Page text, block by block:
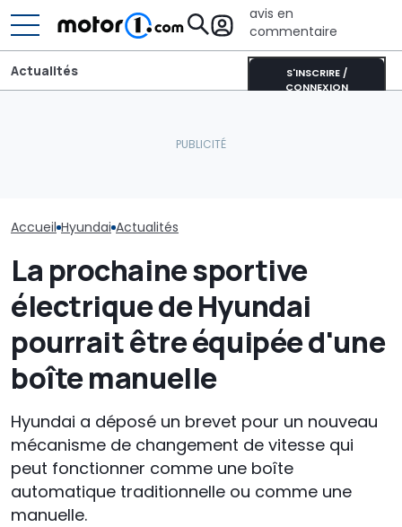
avis en
commentaire
S'INSCRIRE /
CONNEXION
Actualités
Accueil Hyundai Actualités
La prochaine sportive
électrique de Hyundai
pourrait être équipée d'une
boîte manuelle
Hyundai a déposé un brevet pour un nouveau
mécanisme de changement de vitesse qui
peut fonctionner comme une boîte
automatique traditionnelle ou comme une
manuelle.